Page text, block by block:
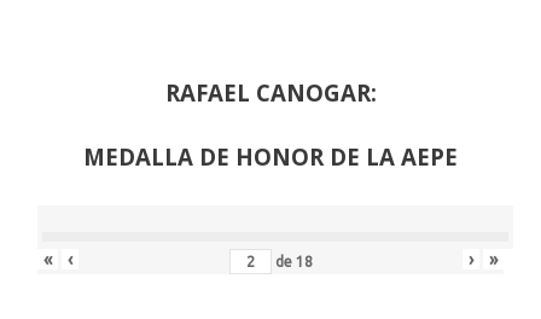
RAFAEL CANOGAR:
MEDALLA DE HONOR DE LA AEPE
« ‹ de 18 › »